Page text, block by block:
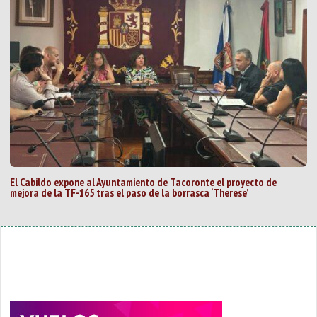
El Cabildo expone al Ayuntamiento de Tacoronte el proyecto de
mejora de la TF-165 tras el paso de la borrasca ‘Therese’